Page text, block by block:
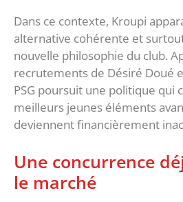
‎Dans ce contexte, Kroupi
alternative cohérente et
nouvelle philosophie du club.
recrutements de Désiré Doué
PSG poursuit une politique qui
meilleurs jeunes éléments
deviennent financièrement
‎Une concurrence
le marché